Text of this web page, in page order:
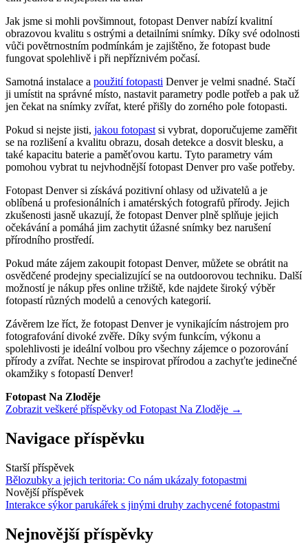
Jak jsme si mohli povšimnout, fotopast Denver nabízí kvalitní
obrazovou kvalitu s ostrými a detailními snímky. Díky své odolnosti
vůči povětrnostním podmínkám je zajištěno, že fotopast bude
fungovat spolehlivě i při nepříznivém počasí.
Samotná instalace a použití fotopasti Denver je velmi snadné. Stačí
ji umístit na správné místo, nastavit parametry podle potřeb a pak už
jen čekat na snímky zvířat, které přišly do zorného pole fotopasti.
Pokud si nejste jisti, jakou fotopast si vybrat, doporučujeme zaměřit
se na rozlišení a kvalitu obrazu, dosah detekce a dosvit blesku, a
také kapacitu baterie a paměťovou kartu. Tyto parametry vám
pomohou vybrat tu nejvhodnější fotopast Denver pro vaše potřeby.
Fotopast Denver si získává pozitivní ohlasy od uživatelů a je
oblíbená u profesionálních i amatérských fotografů přírody. Jejich
zkušenosti jasně ukazují, že fotopast Denver plně splňuje jejich
očekávání a pomáhá jim zachytit úžasné snímky bez narušení
přírodního prostředí.
Pokud máte zájem zakoupit fotopast Denver, můžete se obrátit na
osvědčené prodejny specializující se na outdoorovou techniku. Další
možností je nákup přes online tržiště, kde najdete široký výběr
fotopastí různých modelů a cenových kategorií.
Závěrem lze říct, že fotopast Denver je vynikajícím nástrojem pro
fotografování divoké zvěře. Díky svým funkcím, výkonu a
spolehlivosti je ideální volbou pro všechny zájemce o pozorování
přírody a zvířat. Nechte se inspirovat přírodou a zachyťte jedinečné
okamžiky s fotopastí Denver!
Fotopast Na Zloděje
Zobrazit veškeré příspěvky od Fotopast Na Zloděje →
Navigace příspěvku
Starší příspěvek
Bělozubky a jejich teritoria: Co nám ukázaly fotopastmi
Novější příspěvek
Interakce sýkor parukářek s jinými druhy zachycené fotopastmi
Nejnovější příspěvky